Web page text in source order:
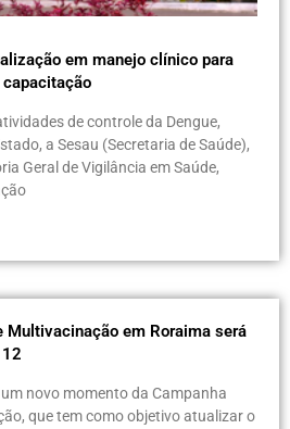
em manejo clínico para
de controle da Dengue,
a Sesau (Secretaria de Saúde),
Geral de Vigilância em Saúde,
Multivacinação em Roraima será
novo momento da Campanha
que tem como objetivo atualizar o